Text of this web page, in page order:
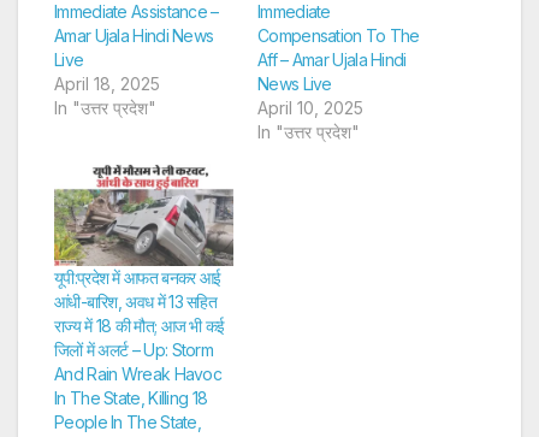
Immediate Assistance –
Amar Ujala Hindi News
Live
April 18, 2025
In "उत्तर प्रदेश"
Immediate
Compensation To The
Aff – Amar Ujala Hindi
News Live
April 10, 2025
In "उत्तर प्रदेश"
यूपी:प्रदेश में आफत बनकर आई
आंधी-बारिश, अवध में 13 सहित
राज्य में 18 की मौत; आज भी कई
जिलों में अलर्ट – Up: Storm
And Rain Wreak Havoc
In The State, Killing 18
People In The State,